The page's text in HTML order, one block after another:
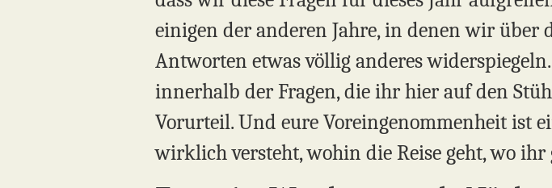
einigen der anderen Jahre, in denen wir über
Antworten etwas völlig anderes
innerhalb der Fragen, die ihr hier auf den
Vorurteil. Und eure Voreingenommenheit ist
wirklich versteht, wohin die Reise geht, wo ihr